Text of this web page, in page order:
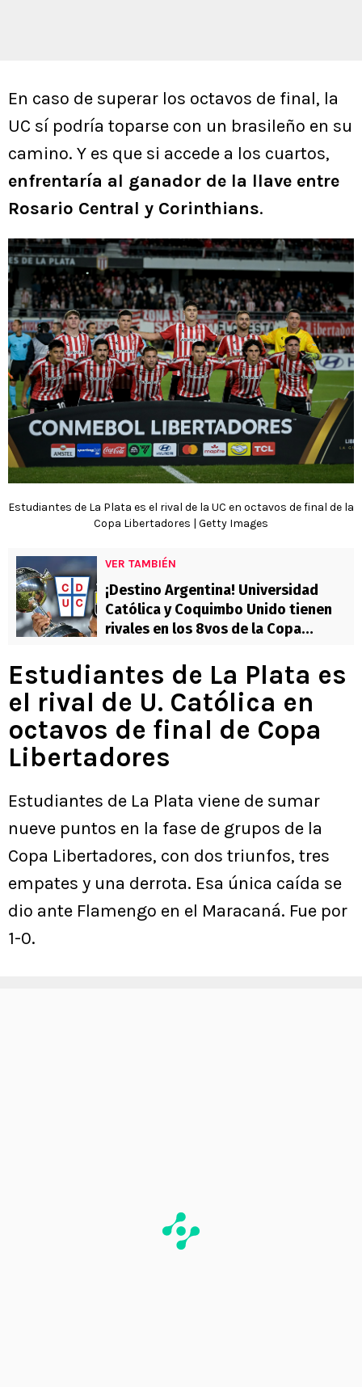
En caso de superar los octavos de final, la
UC sí podría toparse con un brasileño en su
camino. Y es que si accede a los cuartos,
enfrentaría al ganador de la llave entre
Rosario Central y Corinthians.
Estudiantes de La Plata es el rival de la UC en octavos de final de la
Copa Libertadores | Getty Images
VER TAMBIÉN
¡Destino Argentina! Universidad
Católica y Coquimbo Unido tienen
rivales en los 8vos de la Copa
Estudiantes de La Plata es
el rival de U. Católica en
octavos de final de Copa
Libertadores
Estudiantes de La Plata viene de sumar
nueve puntos en la fase de grupos de la
Copa Libertadores, con dos triunfos, tres
empates y una derrota. Esa única caída se
dio ante Flamengo en el Maracaná. Fue por
1-0.